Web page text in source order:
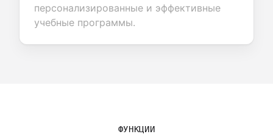
персонализированные и эффективные
учебные программы.
ФУНКЦИИ